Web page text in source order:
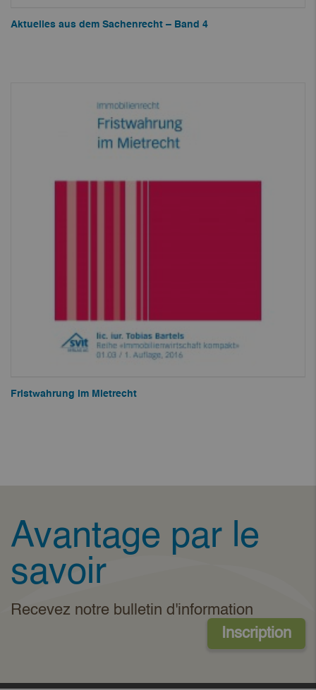
Aktuelles aus dem Sachenrecht – Band 4
Fristwahrung im Mietrecht
Avantage par le
savoir
Recevez notre bulletin d'information
Inscription